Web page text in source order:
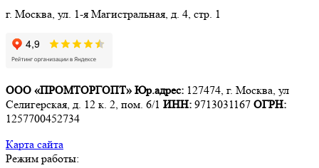
г. Москва, ул. 1-я Магистральная, д. 4, стр. 1
ООО «ПРОМТОРГОПТ» Юр.адрес: 127474, г. Москва, ул
Селигерская, д. 12 к. 2, пом. 6/1 ИНН: 9713031167 ОГРН:
1257700452734
Карта сайта
Режим работы: